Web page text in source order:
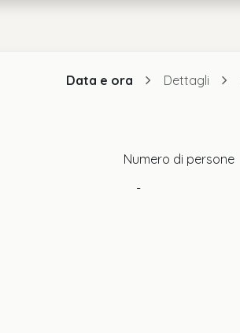
Data e ora Dettagli
Numero di persone